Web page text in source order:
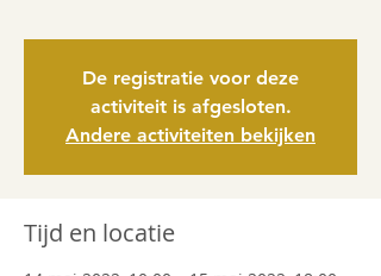
De registratie voor deze
activiteit is afgesloten.
Andere activiteiten bekijken
Tijd en locatie